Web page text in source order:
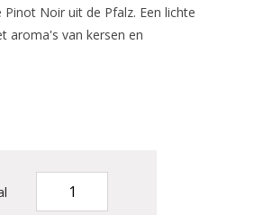
Pinot Noir uit de Pfalz. Een lichte
aroma's van kersen en